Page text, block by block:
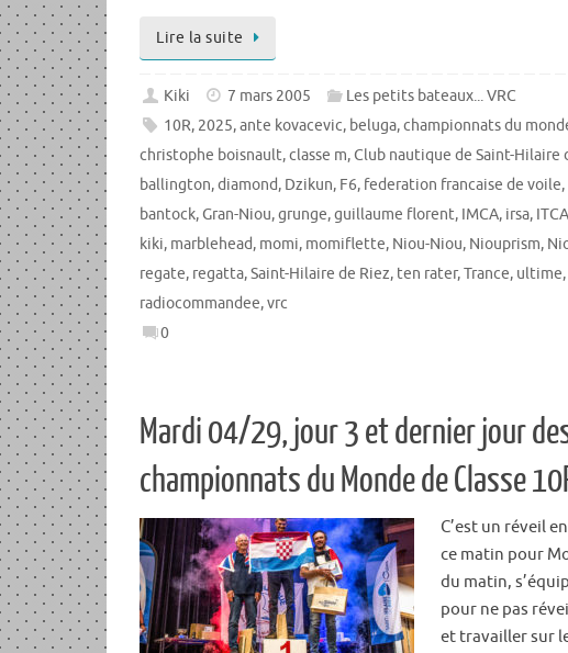
Lire la suite
Kiki 7 mars 2005
Les petits bateaux... VRC
10R, 2025,ante kovacevic, beluga,championnats du
christophe boisnault,classe m,Club nautique de Saint-Hilaire
ballington,diamond, Dzikun, F6, federation francaise de voile,
bantock,Gran-Niou,grunge,guillaume florent, IMCA, irsa, ITCA
kiki, marblehead, momi, momiflette, Niou-Niou, Niouprism,
regate, regatta,Saint-Hilaire de Riez, ten rater,Trance, ultime,
radiocommandee,vrc
0
Mardi 04/29, jour 3 et dernier jour
championnats du Monde de Classe
C’est un réveil
ce matin pour
du matin,
pour ne pas
et travailler sur